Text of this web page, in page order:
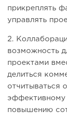
прикреплять
управлять
2.
возможность
проектами
делиться
отчитываться
эффективному
повышению